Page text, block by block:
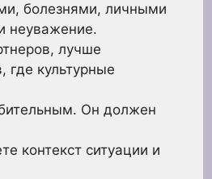
болезнями, личными
неуважение.
лучше
где культурные
Он должен
контекст ситуации и